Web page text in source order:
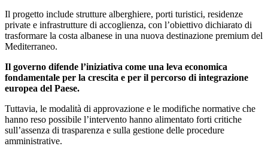
Il progetto include strutture alberghiere, porti turistici, residenze
private e infrastrutture di accoglienza, con l’obiettivo dichiarato di
trasformare la costa albanese in una nuova destinazione premium del
Mediterraneo.
Il governo difende l’iniziativa come una leva economica
fondamentale per la crescita e per il percorso di integrazione
europea del Paese.
Tuttavia, le modalità di approvazione e le modifiche normative che
hanno reso possibile l’intervento hanno alimentato forti critiche
sull’assenza di trasparenza e sulla gestione delle procedure
amministrative.